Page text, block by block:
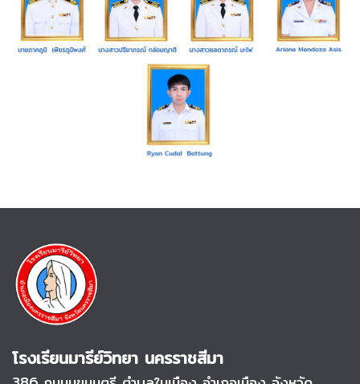
โรงเรียนมารีย์วิทยา นครราชสีมา